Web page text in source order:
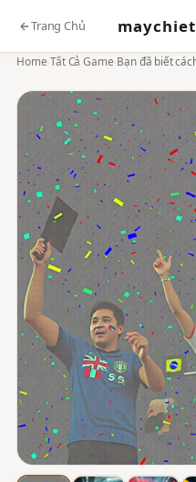
Trang Chủ
Home ›Tất Cả Game Bạn đã biết